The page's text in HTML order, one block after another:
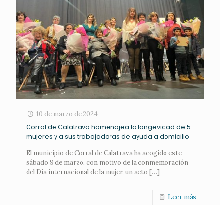
10 de marzo de 2024
Corral de Calatrava homenajea la longevidad de 5
mujeres y a sus trabajadoras de ayuda a domicilio
El municipio de Corral de Calatrava ha acogido este
sábado 9 de marzo, con motivo de la conmemoración
del Día internacional de la mujer, un acto […]
Leer más